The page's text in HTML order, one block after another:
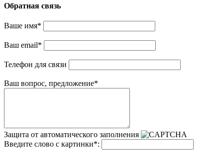
Обратная связь
Ваше имя*
Ваш email*
Телефон для связи
Ваш вопрос, предложение*
Защита от автоматического заполнения
Введите слово с картинки*: